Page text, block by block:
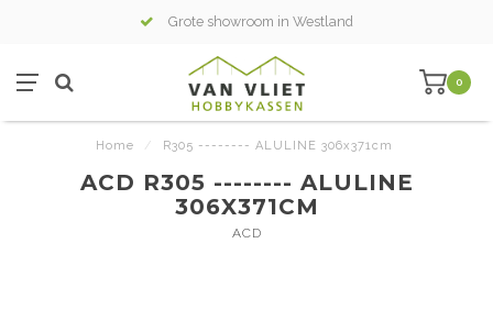
Grote showroom in Westland
0
Home / R305 -------- ALULINE 306x371cm
ACD R305 -------- ALULINE
306X371CM
ACD